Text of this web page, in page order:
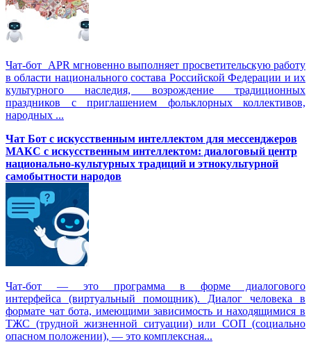
Чат-бот APR мгновенно выполняет просветительскую работу
в области национального состава Российской Федерации и их
культурного наследия, возрождение традиционных
праздников с приглашением фольклорных коллективов,
народных ...
Чат Бот с искусственным интеллектом для мессенджеров
МАКС с искусственным интеллектом: диалоговый центр
национально-культурных традиций и этнокультурной
самобытности народов
Чат-бот — это программа в форме диалогового
интерфейса (виртуальный помощник). Диалог человека в
формате чат бота, имеющими зависимость и находящимися в
ТЖС (трудной жизненной ситуации) или СОП (социально
опасном положении), — это комплексная...